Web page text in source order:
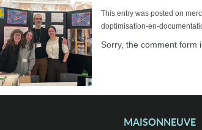
This entry was posted on
doptimisation-en-
Sorry, the comment form
MAISONNEUVE